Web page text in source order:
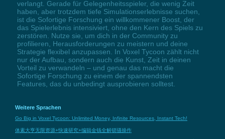
verlangt. Gerade für Gelegenheitsspieler, die wenig Zeit
haben, aber trotzdem tiefe Simulationserlebnisse suchen,
ist die Sofortige Forschung ein willkommener Boost, der
das Spielerlebnis intensiviert, ohne den Kern des Spiels zu
zerstören. Nutze sie, um dich in der Community zu
profilieren, Herausforderungen zu meistern und deine
Strategie flexibel anzupassen. In Voxel Tycoon zählt nicht
nur der Aufbau, sondern auch die Kunst, Zeit in deinen
Vorteil zu verwandeln – und genau das macht die
Sofortige Forschung zu einem der spannendsten
Features, das du unbedingt ausprobieren solltest.
Weitere Sprachen
Go Big in Voxel Tycoon: Unlimited Money, Infinite Resources, Instant Tech!
体素大亨无限资源+快速研究+编辑金钱全解锁骚操作